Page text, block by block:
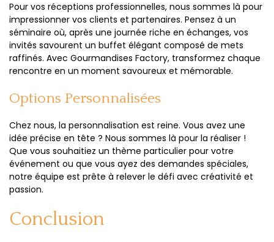
Pour vos réceptions professionnelles, nous sommes là pour
impressionner vos clients et partenaires. Pensez à un
séminaire où, après une journée riche en échanges, vos
invités savourent un buffet élégant composé de mets
raffinés. Avec Gourmandises Factory, transformez chaque
rencontre en un moment savoureux et mémorable.
Options Personnalisées
Chez nous, la personnalisation est reine. Vous avez une
idée précise en tête ? Nous sommes là pour la réaliser !
Que vous souhaitiez un thème particulier pour votre
événement ou que vous ayez des demandes spéciales,
notre équipe est prête à relever le défi avec créativité et
passion.
Conclusion